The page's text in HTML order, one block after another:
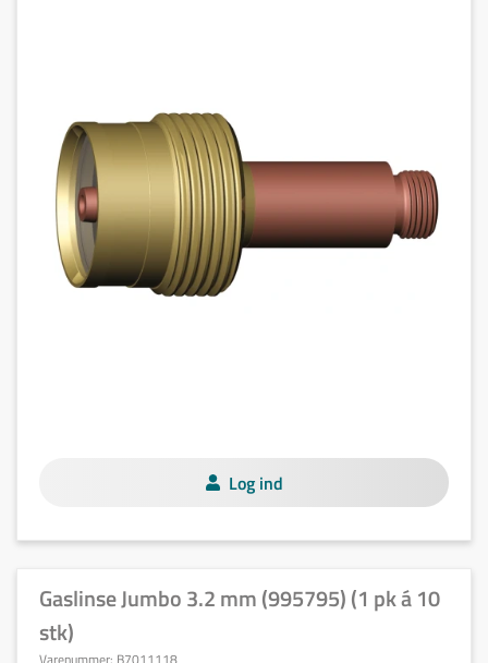
Log ind
Gaslinse Jumbo 3.2 mm (995795) (1 pk á 10
stk)